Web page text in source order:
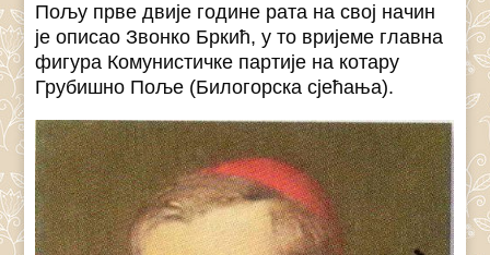
Пољу прве двије године рата на свој начин
је описао Звонко Бркић, у то вријеме главна
фигура Комунистичке партије на котару
Грубишно Поље (Билогорска сјећања).